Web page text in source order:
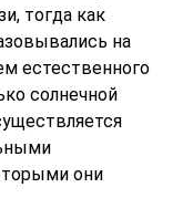
тогда как
на
естественного
солнечной
они